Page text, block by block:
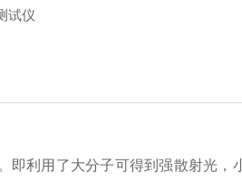
即利用了大分子可得到强散射光，